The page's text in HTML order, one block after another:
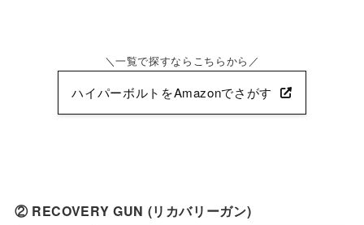
一覧で探すならこちらから
ハイパーボルトをAmazonでさがす
② RECOVERY GUN (リカバリーガン)